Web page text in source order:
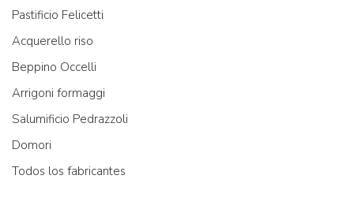
Pastificio Felicetti
Acquerello riso
Beppino Occelli
Arrigoni formaggi
Salumificio Pedrazzoli
Domori
Todos los fabricantes